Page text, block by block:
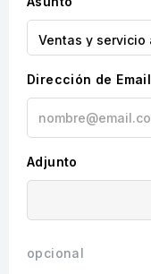
Dirección de Email
Adjunto
opcional